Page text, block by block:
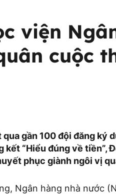
viện
cuộc
gần 100 đội đăng ký
kết “Hiểu đúng về tiền”,
phục giành ngôi vị
Ngân hàng nhà nước